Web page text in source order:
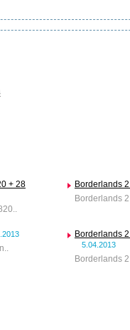
+ 28
Borderlands
Borderlands
Borderlands
5.04.2013
Borderlands